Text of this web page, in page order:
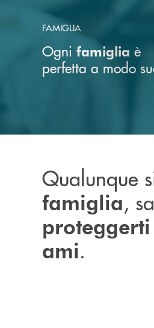
FAMIGLIA
Ogni famiglia è
perfetta a modo
Qualunque
famiglia,
proteggerti
ami.